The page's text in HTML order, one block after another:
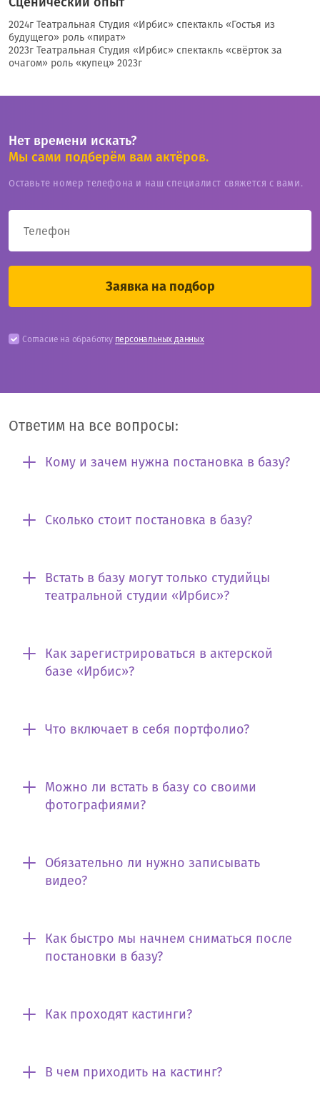
2024г Театральная Студия «Ирбис» спектакль «Гостья из
будущего» роль «пират»
2023г Театральная Студия «Ирбис» спектакль «свёрток за
очагом» роль «купец» 2023г
Нет времени искать?
Мы сами подберём вам актёров.
Оставьте номер телефона и наш специалист свяжется с вами.
Согласие на обработку персональных данных
Ответим на все вопросы:
Кому и зачем нужна постановка в базу?
Сколько стоит постановка в базу?
Встать в базу могут только студийцы
театральной студии «Ирбис»?
Как зарегистрироваться в актерской
базе «Ирбис»?
Что включает в себя портфолио?
Можно ли встать в базу со своими
фотографиями?
Обязательно ли нужно записывать
видео?
Как быстро мы начнем сниматься после
постановки в базу?
Как проходят кастинги?
В чем приходить на кастинг?